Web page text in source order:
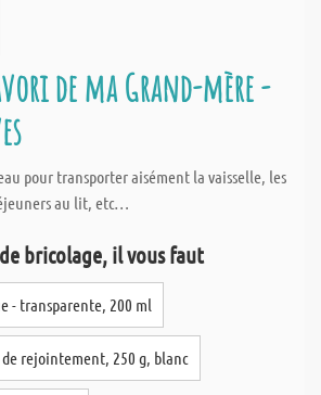
de ma Grand-mère -
pour transporter aisément la vaisselle, les
au lit, etc…
bricolage, il vous faut
- transparente, 200 ml
rejointement, 250 g, blanc